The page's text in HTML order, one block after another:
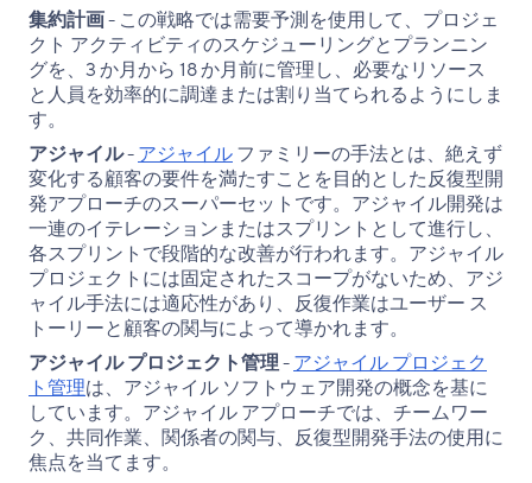
集約計画- この戦略では需要予測を使用して、プロジェ
クト アクティビティのスケジューリングとプランニン
グを、3 か月から 18 か月前に管理し、必要なリソース
と人員を効率的に調達または割り当てられるようにしま
す。
アジャイル-アジャイルファミリーの手法とは、絶えず
変化する顧客の要件を満たすことを目的とした反復型開
発アプローチのスーパーセットです。アジャイル開発は
一連のイテレーションまたはスプリントとして進行し、
各スプリントで段階的な改善が行われます。アジャイル
プロジェクトには固定されたスコープがないため、アジ
ャイル手法には適応性があり、反復作業はユーザー ス
トーリーと顧客の関与によって導かれます。
アジャイル プロジェクト管理-アジャイル プロジェク
ト管理は、アジャイル ソフトウェア開発の概念を基に
しています。アジャイル アプローチでは、チームワー
ク、共同作業、関係者の関与、反復型開発手法の使用に
焦点を当てます。